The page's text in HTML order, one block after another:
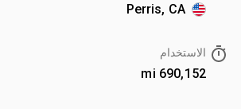
Perris, CA
الاستخدام
690,152 mi